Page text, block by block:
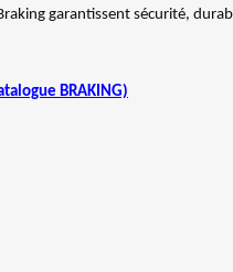
garantissent sécurité,
BRAKING)